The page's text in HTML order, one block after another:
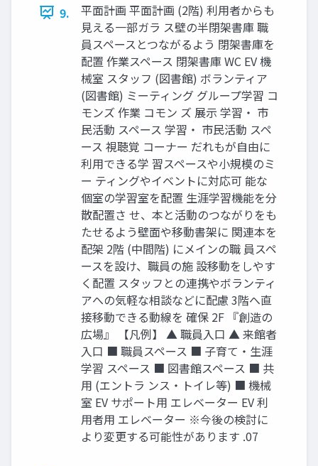
9.
平面計画 平面計画 (2階) 利用者からも
見える一部ガラ ス壁の半閉架書庫 職
員スペースとつながるよう 閉架書庫を
配置 作業スペース 閉架書庫 WC EV 機
械室 スタッフ (図書館) ボランティア
(図書館) ミーティング グループ学習 コ
モンズ 作業 コモン ズ 展示 学習・ 市
民活動 スペース 学習・ 市民活動 スペ
ース 視聴覚 コーナー だれもが自由に
利用できる学 習スペースや小規模のミ
ー ティングやイベントに対応可 能な
個室の学習室を配置 生涯学習機能を分
散配置さ せ、本と活動のつながりをも
たせるよう壁面や移動書架に 関連本を
配架 2階 (中間階) にメインの職 員スペ
ースを設け、職員の施 設移動をしやす
く配置 スタッフとの連携やボランティ
アへの気軽な相談などに配慮 3階へ直
接移動できる動線を 確保 2F 『創造の
広場』 【凡例】 ▲ 職員入口 ▲ 来館者
入口 ■ 職員スペース ■ 子育て・生涯
学習 スペース ■ 図書館スペース ■ 共
用 (エントラ ンス・トイレ等) ■ 機械
室 EV サポート用 エレベーター EV 利
用者用 エレベーター ※今後の検討に
より変更する可能性があります .07